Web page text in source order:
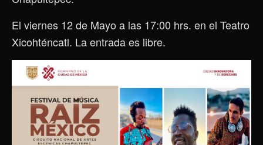
El viernes 12 de Mayo a las 17:00 hrs. en el Teatro
Xicohténcatl. La entrada es libre.